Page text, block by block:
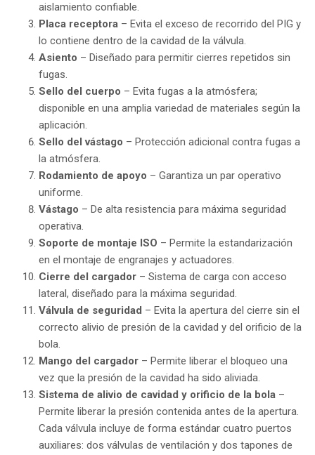
aislamiento confiable.
Placa receptora – Evita el exceso de recorrido del PIG y
lo contiene dentro de la cavidad de la válvula.
Asiento – Diseñado para permitir cierres repetidos sin
fugas.
Sello del cuerpo – Evita fugas a la atmósfera;
disponible en una amplia variedad de materiales según la
aplicación.
Sello del vástago – Protección adicional contra fugas a
la atmósfera.
Rodamiento de apoyo – Garantiza un par operativo
uniforme.
Vástago – De alta resistencia para máxima seguridad
operativa.
Soporte de montaje ISO – Permite la estandarización
en el montaje de engranajes y actuadores.
Cierre del cargador – Sistema de carga con acceso
lateral, diseñado para la máxima seguridad.
Válvula de seguridad – Evita la apertura del cierre sin el
correcto alivio de presión de la cavidad y del orificio de la
bola.
Mango del cargador – Permite liberar el bloqueo una
vez que la presión de la cavidad ha sido aliviada.
Sistema de alivio de cavidad y orificio de la bola –
Permite liberar la presión contenida antes de la apertura.
Cada válvula incluye de forma estándar cuatro puertos
auxiliares: dos válvulas de ventilación y dos tapones de